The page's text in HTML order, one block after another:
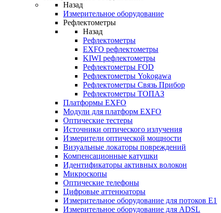
Назад
Измерительное оборудование
Рефлектометры
Назад
Рефлектометры
EXFO рефлектометры
KIWI рефлектометры
Рефлектометры FOD
Рефлектометры Yokogawa
Рефлектометры Связь Прибор
Рефлектометры ТОПАЗ
Платформы EXFO
Модули для платформ EXFO
Оптические тестеры
Источники оптического излучения
Измерители оптической мощности
Визуальные локаторы повреждений
Компенсационные катушки
Идентификаторы активных волокон
Микроскопы
Оптические телефоны
Цифровые аттенюаторы
Измерительное оборудование для потоков Е1
Измерительное оборудование для ADSL